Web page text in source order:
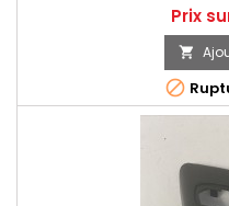
Prix
Prix

